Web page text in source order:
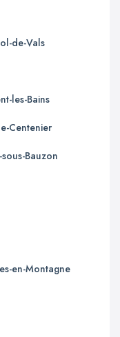
de-Vals
les-Bains
Centenier
Bauzon
en-Montagne